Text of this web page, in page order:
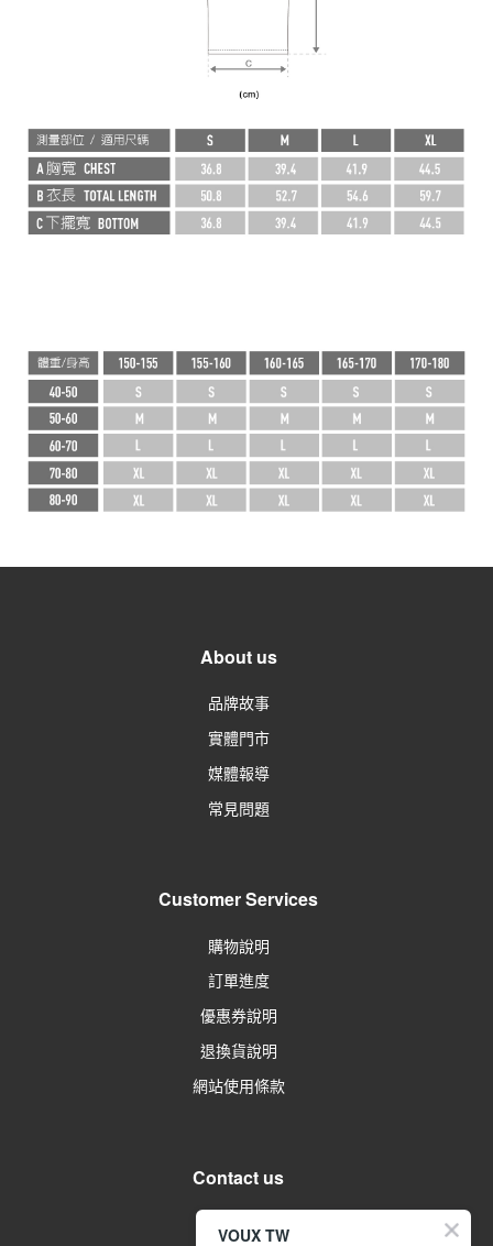
About us
品牌故事
實體門市
媒體報導
常見問題
Customer Services
購物說明
訂單進度
優惠券說明
退換貨說明
網站使用條款
Contact us
VOUX TW